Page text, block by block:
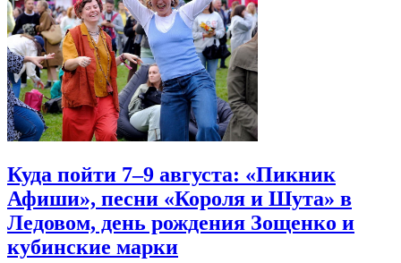
Куда пойти 7–9 августа: «Пикник
Афиши», песни «Короля и Шута» в
Ледовом, день рождения Зощенко и
кубинские марки